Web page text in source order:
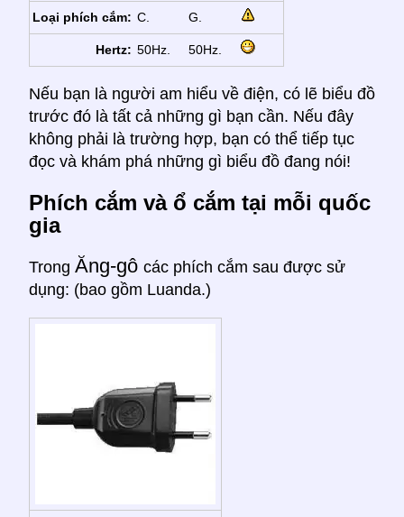
Loại phích cắm: C. G.
Hertz: 50Hz. 50Hz.
Nếu bạn là người am hiểu về điện, có lẽ biểu đồ
trước đó là tất cả những gì bạn cần. Nếu đây
không phải là trường hợp, bạn có thể tiếp tục
đọc và khám phá những gì biểu đồ đang nói!
Phích cắm và ổ cắm tại mỗi quốc
gia
Trong Ăng-gô các phích cắm sau được sử
dụng: (bao gồm Luanda.)